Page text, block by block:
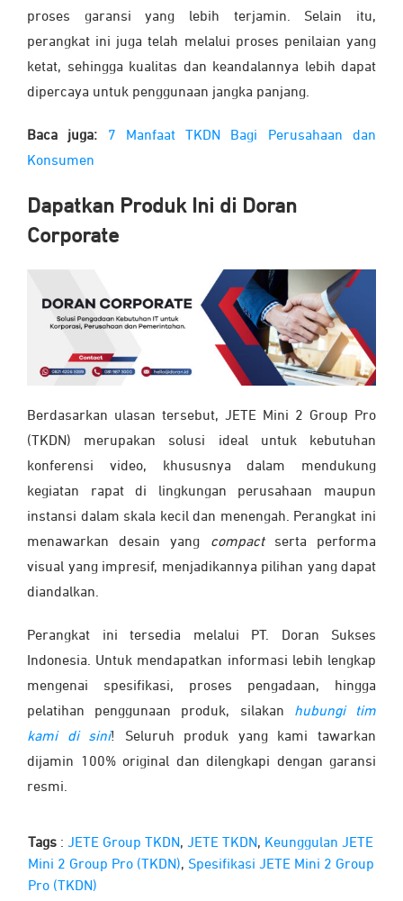
proses garansi yang lebih terjamin. Selain itu,
perangkat ini juga telah melalui proses penilaian yang
ketat, sehingga kualitas dan keandalannya lebih dapat
dipercaya untuk penggunaan jangka panjang.
Baca juga: 7 Manfaat TKDN Bagi Perusahaan dan
Konsumen
Dapatkan Produk Ini di Doran
Corporate
Berdasarkan ulasan tersebut, JETE Mini 2 Group Pro
(TKDN) merupakan solusi ideal untuk kebutuhan
konferensi video, khususnya dalam mendukung
kegiatan rapat di lingkungan perusahaan maupun
instansi dalam skala kecil dan menengah. Perangkat ini
menawarkan desain yang compactserta performa
visual yang impresif, menjadikannya pilihan yang dapat
diandalkan.
Perangkat ini tersedia melalui PT. Doran Sukses
Indonesia. Untuk mendapatkan informasi lebih lengkap
mengenai spesifikasi, proses pengadaan, hingga
pelatihan penggunaan produk, silakan hubungi tim
kami di sini! Seluruh produk yang kami tawarkan
dijamin 100% original dan dilengkapi dengan garansi
resmi.
Tags : JETE Group TKDN, JETE TKDN, Keunggulan JETE
Mini 2 Group Pro (TKDN), Spesifikasi JETE Mini 2 Group
Pro (TKDN)